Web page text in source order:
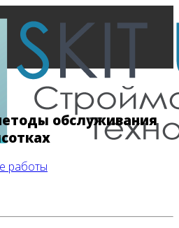
обслуживания
работы